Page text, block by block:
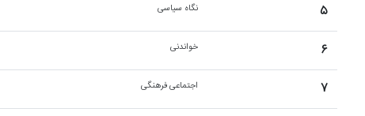
۵ نگاه سیاسی
۶ خواندنی
۷ اجتماعی فرهنگی